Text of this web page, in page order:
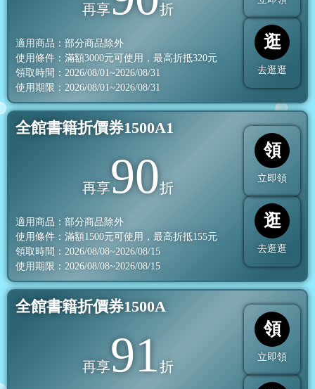
再享 折
適用商品：部分商品除外
使用條件：滿額3000元可使用，最高折抵320元
領取時間：2026/08/01~2026/08/31
使用期限：2026/08/01~2026/08/31
逛
去逛逛
全館書籍折價券1500A1
再享90折
適用商品：部分商品除外
使用條件：滿額1500元可使用，最高折抵155元
領取時間：2026/08/08~2026/08/15
使用期限：2026/08/08~2026/08/15
領
立即領
逛
去逛逛
全館書籍折價券1500A
再享91折
領
立即領